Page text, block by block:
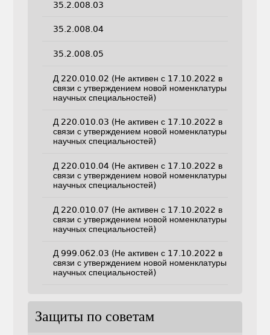
35.2.008.03
35.2.008.04
35.2.008.05
Д 220.010.02 (Не активен с 17.10.2022 в
связи с утверждением новой номенклатуры
научных специальностей)
Д 220.010.03 (Не активен с 17.10.2022 в
связи с утверждением новой номенклатуры
научных специальностей)
Д 220.010.04 (Не активен с 17.10.2022 в
связи с утверждением новой номенклатуры
научных специальностей)
Д 220.010.07 (Не активен с 17.10.2022 в
связи с утверждением новой номенклатуры
научных специальностей)
Д 999.062.03 (Не активен с 17.10.2022 в
связи с утверждением новой номенклатуры
научных специальностей)
Защиты по советам